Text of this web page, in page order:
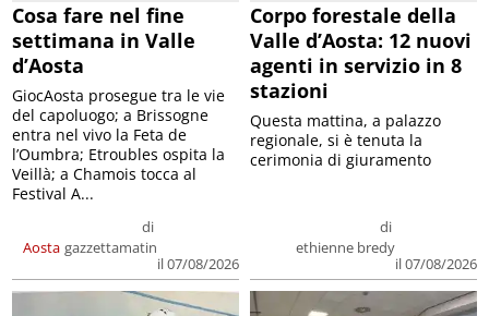
Cosa fare nel fine
settimana in Valle
d’Aosta
Aosta
di
gazzettamatin
il 07/08/2026
GiocAosta prosegue tra le vie
del capoluogo; a Brissogne
entra nel vivo la Feta de
l’Oumbra; Etroubles ospita la
Veillà; a Chamois tocca al
Festival A...
Corpo forestale della
Valle d’Aosta: 12 nuovi
agenti in servizio in 8
stazioni
di
ethienne bredy
il 07/08/2026
Questa mattina, a palazzo
regionale, si è tenuta la
cerimonia di giuramento